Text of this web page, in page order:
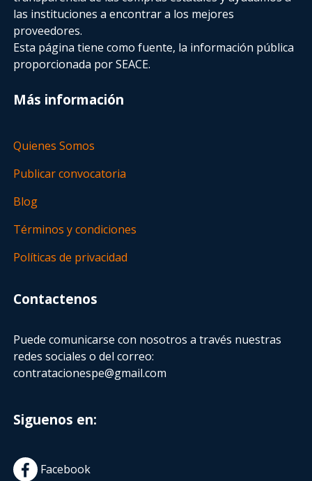
las instituciones a encontrar a los mejores
proveedores.
Esta página tiene como fuente, la información pública
proporcionada por SEACE.
Más información
Quienes Somos
Publicar convocatoria
Blog
Términos y condiciones
Políticas de privacidad
Contactenos
Puede comunicarse con nosotros a través nuestras
redes sociales o del correo:
contratacionespe@gmail.com
Siguenos en:
Facebook